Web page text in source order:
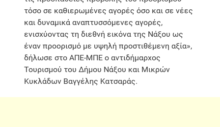
τόσο σε καθιερωμένες αγορές όσο και σε νέες
και δυναμικά αναπτυσσόμενες αγορές,
ενισχύοντας τη διεθνή εικόνα της Νάξου ως
έναν προορισμό με υψηλή προστιθέμενη αξία»,
δήλωσε στο ΑΠΕ-ΜΠΕ ο αντιδήμαρχος
Τουρισμού του Δήμου Νάξου και Μικρών
Κυκλάδων Βαγγέλης Κατσαράς.